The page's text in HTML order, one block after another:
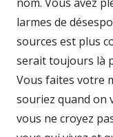
larmes de
sources est plus
serait toujours là
Vous faites votre
souriez quand on
vous ne croyez